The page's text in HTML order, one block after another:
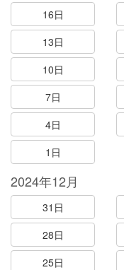
16日
13日
10日
7日
4日
1日
2024年12月
31日
28日
25日